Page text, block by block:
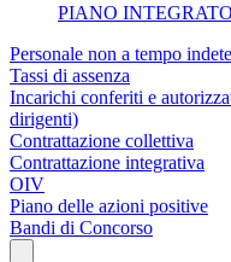
PIANO
Personale non a tempo
Tassi di assenza
Incarichi conferiti e
dirigenti)
Contrattazione collettiva
Contrattazione integrativa
OIV
Piano delle azioni positive
Bandi di Concorso